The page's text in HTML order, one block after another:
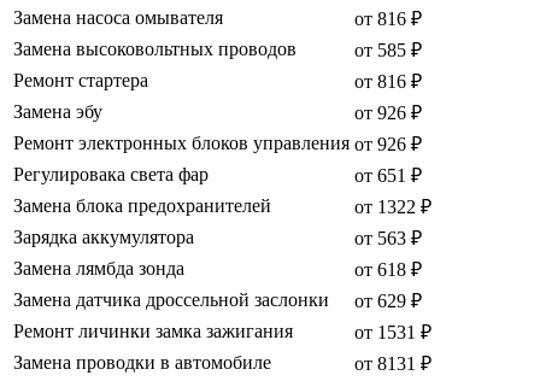
Замена насоса омывателя
от 816 ₽
Замена высоковольтных проводов
от 585 ₽
Ремонт стартера
от 816 ₽
Замена эбу
от 926 ₽
Ремонт электронных блоков управления от 926 ₽
Регулировака света фар
от 651 ₽
Замена блока предохранителей
от 1322 ₽
Зарядка аккумулятора
от 563 ₽
Замена лямбда зонда
от 618 ₽
Замена датчика дроссельной заслонки
от 629 ₽
Ремонт личинки замка зажигания
от 1531 ₽
Замена проводки в автомобиле
от 8131 ₽